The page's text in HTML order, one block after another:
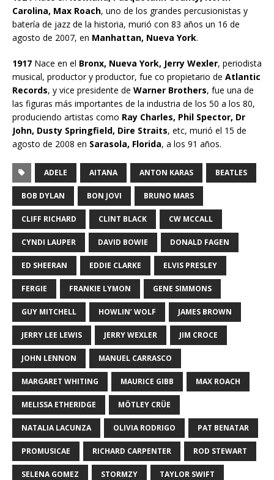
Carolina, Max Roach, uno de los grandes percusionistas y
batería de jazz de la historia, murió con 83 años un 16 de
agosto de 2007, en Manhattan, Nueva York.
1917 Nace en el Bronx, Nueva York, Jerry Wexler, periodista
musical, productor y productor, fue co propietario de Atlantic
Records, y vice presidente de Warner Brothers, fue una de
las figuras más importantes de la industria de los 50 a los 80,
produciendo artistas como Ray Charles, Phil Spector, Dr
John, Dusty Springfield, Dire Straits, etc, murió el 15 de
agosto de 2008 en Sarasola, Florida, a los 91 años.
ADELE AITANA ANTON KARAS BEATLES
BOB DYLAN BON JOVI BRUNO MARS
CLIFF RICHARD CLINT BLACK CW MCCALL
CYNDI LAUPER DAVID BOWIE DONALD FAGEN
ED SHEERAN EDDIE CLARKE ELVIS PRESLEY
FERGIE FRANKIE LYMON GENE SIMMONS
GUY MITCHELL HOWLIN’ WOLF JAMES BROWN
JERRY LEE LEWIS JERRY WEXLER JIM CROCE
JOHN LENNON MANUEL CARRASCO
MARGARET WHITING MAURICE GIBB MAX ROACH
MELISSA ETHERIDGE MÖTLEY CRÜE
NATALIA LACUNZA OLIVIA RODRIGO PAT BENATAR
PROMUSICAE RICHARD CARPENTER ROD STEWART
SELENA GOMEZ STORMZY TAYLOR SWIFT